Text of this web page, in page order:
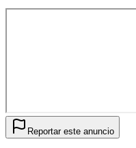
Reportar este anuncio